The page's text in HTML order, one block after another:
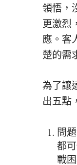
領悟，
更激烈
應。客
楚的需
為了讓
出五點
問
都
戰